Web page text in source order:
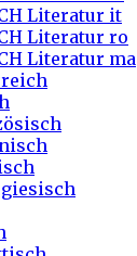
Literatur it
Literatur ro
Literatur ma